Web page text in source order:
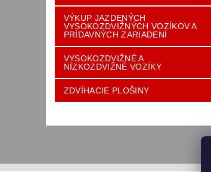
VÝKUP JAZDENÝCH
VYSOKOZDVIŽNÝCH VOZÍKOV A
PRÍDAVNÝCH ZARIADENÍ
VYSOKOZDVIŽNÉ A
NÍZKOZDVIŽNÉ VOZÍKY
ZDVÍHACIE PLOŠINY